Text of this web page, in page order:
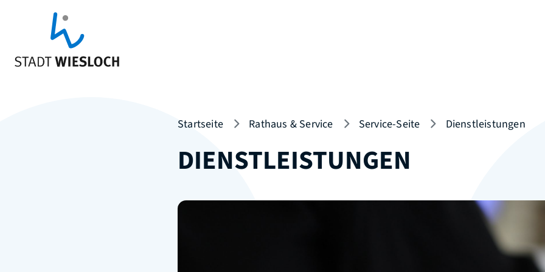
Startseite Rathaus & Service Service-Seite Dienstleistungen
DIENSTLEISTUNGEN